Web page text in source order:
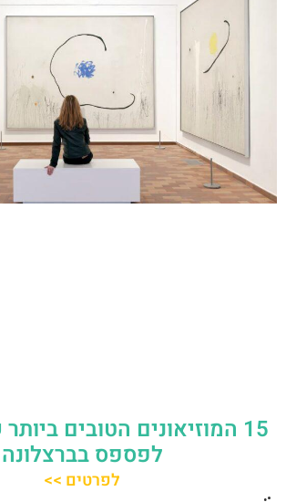
15 המוזיאונים הטובים
לפספס בברצלונה
לפרטים >>